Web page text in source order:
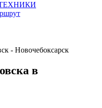
- Новочебоксарск
в